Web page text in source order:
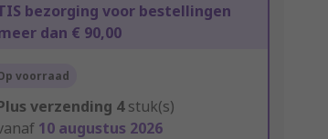
bezorging voor bestellingen
dan € 90,00
voorraad
verzending 4stuk(s)
10 augustus 2026